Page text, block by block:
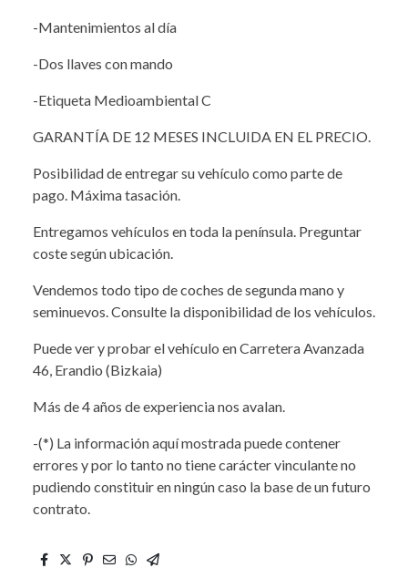
-Mantenimientos al día
-Dos llaves con mando
-Etiqueta Medioambiental C
GARANTÍA DE 12 MESES INCLUIDA EN EL PRECIO.
Posibilidad de entregar su vehículo como parte de
pago. Máxima tasación.
Entregamos vehículos en toda la península. Preguntar
coste según ubicación.
Vendemos todo tipo de coches de segunda mano y
seminuevos. Consulte la disponibilidad de los vehículos.
Puede ver y probar el vehículo en Carretera Avanzada
46, Erandio (Bizkaia)
Más de 4 años de experiencia nos avalan.
-(*) La información aquí mostrada puede contener
errores y por lo tanto no tiene carácter vinculante no
pudiendo constituir en ningún caso la base de un futuro
contrato.